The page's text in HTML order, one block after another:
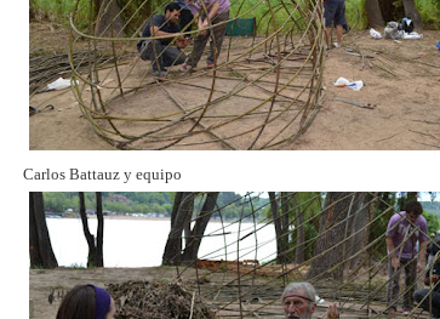
Carlos Battauz y equipo